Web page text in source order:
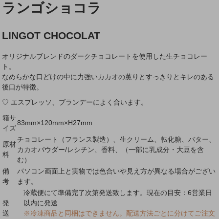
ランゴショコラ
LINGOT CHOCOLAT
オリジナルブレンドのダークチョコレートを使用した生チョコレー
ト。
なめらかな口どけの中に力強いカカオの薫りとすっきりとキレのある
後口が特徴。
♡ エスプレッソ、ブランデーによく合います。
箱サ
イズ
83mm×120mm×H27mm
原材
料
チョコレート（フランス製造）、生クリーム、転化糖、バター、
カカオパウダー/レシチン、香料、（一部に乳成分・大豆を含
む）
備
考
パソコン画面上と実物では色合いや見え方が異なる場合がござい
ます。
発
送
冷蔵便にて準備完了次第発送致します。現在の目安：6営業日
以内に発送
※冷凍商品と同梱はできません。配送方法ごとに分けてご注文